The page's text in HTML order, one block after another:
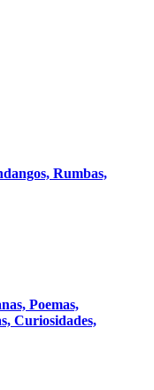
Rumbas,
Poemas,
Curiosidades,